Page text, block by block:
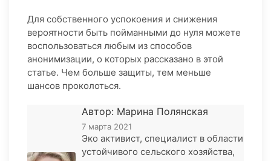
Для собственного успокоения и снижения
вероятности быть пойманными до нуля можете
воспользоваться любым из способов
анонимизации, о которых рассказано в этой
статье. Чем больше защиты, тем меньше
шансов проколоться.
Автор: Марина Полянская
7 марта 2021
Эко активист, специалист в области
устойчивого сельского хозяйства,